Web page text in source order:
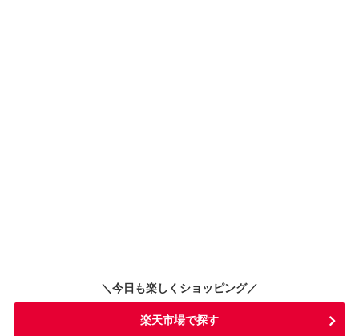
＼今日も楽しくショッピング／
楽天市場で探す